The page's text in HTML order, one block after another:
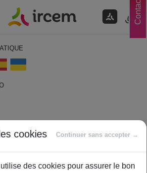
Contacts
cookies Continuer sans accepter →
des cookies pour assurer le bon